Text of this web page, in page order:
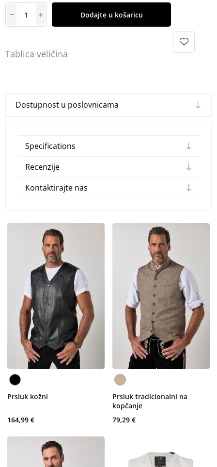
Dodajte u košaricu
Tablica veličina
Dostupnost u poslovnicama
Specifications
Recenzije
Kontaktirajte nas
Prsluk kožni
164,99 €
Prsluk tradicionalni na
kopčanje
79,29 €